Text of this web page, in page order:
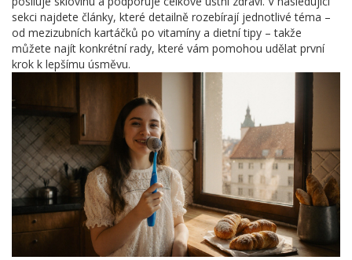
sekci najdete články, které detailně rozebírají jednotlivé téma –
od mezizubních kartáčků po vitamíny a dietní tipy – takže
můžete najít konkrétní rady, které vám pomohou udělat první
krok k lepšímu úsměvu.